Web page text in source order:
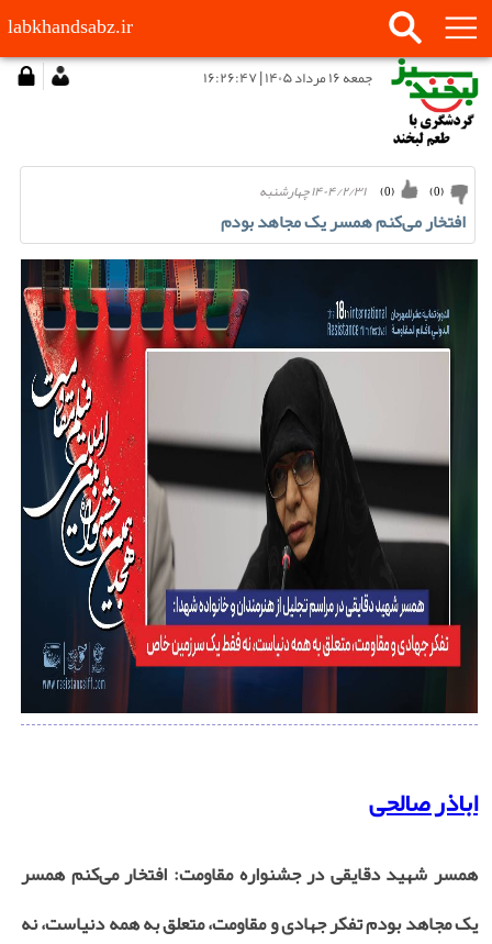
labkhandsabz.ir
جمعه ۱۶ مرداد ۱۴۰۵ | ۱۶:۲۶:۴۷
۱۴۰۴/۲/۳۱ چهارشنبه (
0
) (
0
)
افتخار می‌کنم همسر یک مجاهد بودم
اباذر صالحی
همسر شهید دقایقی در جشنواره مقاومت: افتخار می‌کنم همسر
یک مجاهد بودم تفکر جهادی و مقاومت، متعلق به همه دنیاست، نه